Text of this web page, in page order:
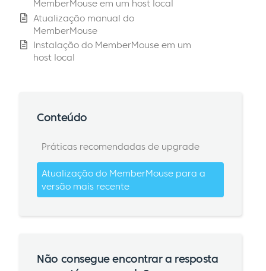
MemberMouse em um host local
Atualização manual do
MemberMouse
Instalação do MemberMouse em um
host local
Conteúdo
Práticas recomendadas de upgrade
Atualização do MemberMouse para a
versão mais recente
Não consegue encontrar a resposta